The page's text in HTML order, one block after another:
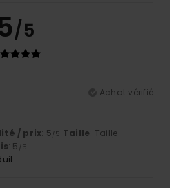
/5
Achat vérifié
/ prix: 5/5 Taille: Taille
: 5 /5